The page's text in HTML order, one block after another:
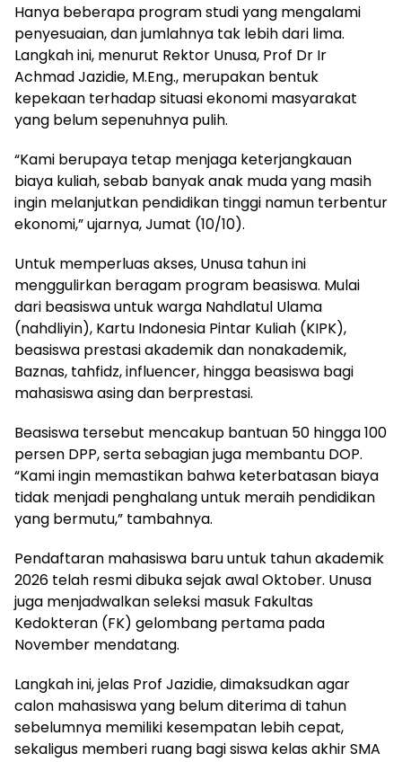
Hanya beberapa program studi yang mengalami
penyesuaian, dan jumlahnya tak lebih dari lima.
Langkah ini, menurut Rektor Unusa, Prof Dr Ir
Achmad Jazidie, M.Eng., merupakan bentuk
kepekaan terhadap situasi ekonomi masyarakat
yang belum sepenuhnya pulih.
“Kami berupaya tetap menjaga keterjangkauan
biaya kuliah, sebab banyak anak muda yang masih
ingin melanjutkan pendidikan tinggi namun terbentur
ekonomi,” ujarnya, Jumat (10/10).
Untuk memperluas akses, Unusa tahun ini
menggulirkan beragam program beasiswa. Mulai
dari beasiswa untuk warga Nahdlatul Ulama
(nahdliyin), Kartu Indonesia Pintar Kuliah (KIPK),
beasiswa prestasi akademik dan nonakademik,
Baznas, tahfidz, influencer, hingga beasiswa bagi
mahasiswa asing dan berprestasi.
Beasiswa tersebut mencakup bantuan 50 hingga 100
persen DPP, serta sebagian juga membantu DOP.
“Kami ingin memastikan bahwa keterbatasan biaya
tidak menjadi penghalang untuk meraih pendidikan
yang bermutu,” tambahnya.
Pendaftaran mahasiswa baru untuk tahun akademik
2026 telah resmi dibuka sejak awal Oktober. Unusa
juga menjadwalkan seleksi masuk Fakultas
Kedokteran (FK) gelombang pertama pada
November mendatang.
Langkah ini, jelas Prof Jazidie, dimaksudkan agar
calon mahasiswa yang belum diterima di tahun
sebelumnya memiliki kesempatan lebih cepat,
sekaligus memberi ruang bagi siswa kelas akhir SMA